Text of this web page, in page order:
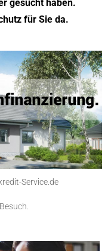
gesucht haben.
für Sie da.
Service.de